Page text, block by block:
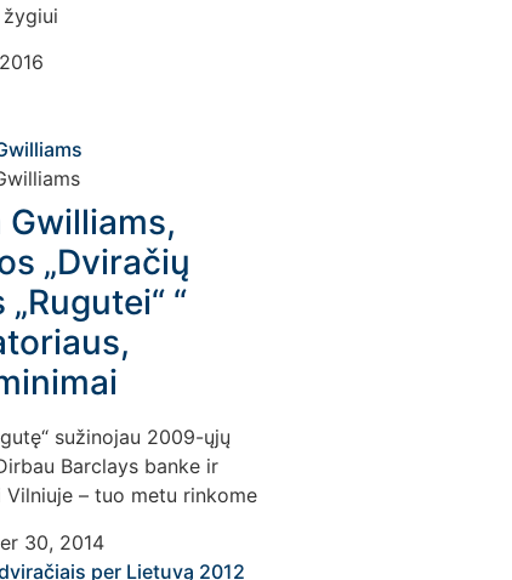
Gwilliams,
„Dviračių
“
sužinojau 2009-ųjų
Barclays banke ir
Vilniuje – tuo metu rinkome
30, 2014